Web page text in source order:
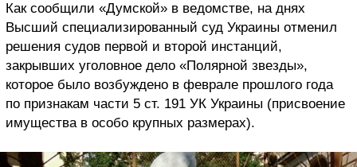
Как сообщили «Думской» в ведомстве, на днях
Высший специализированный суд Украины отменил
решения судов первой и второй инстанций,
закрывших уголовное дело «Полярной звезды»,
которое было возбуждено в феврале прошлого года
по признакам части 5 ст. 191 УК Украины (присвоение
имущества в особо крупных размерах).